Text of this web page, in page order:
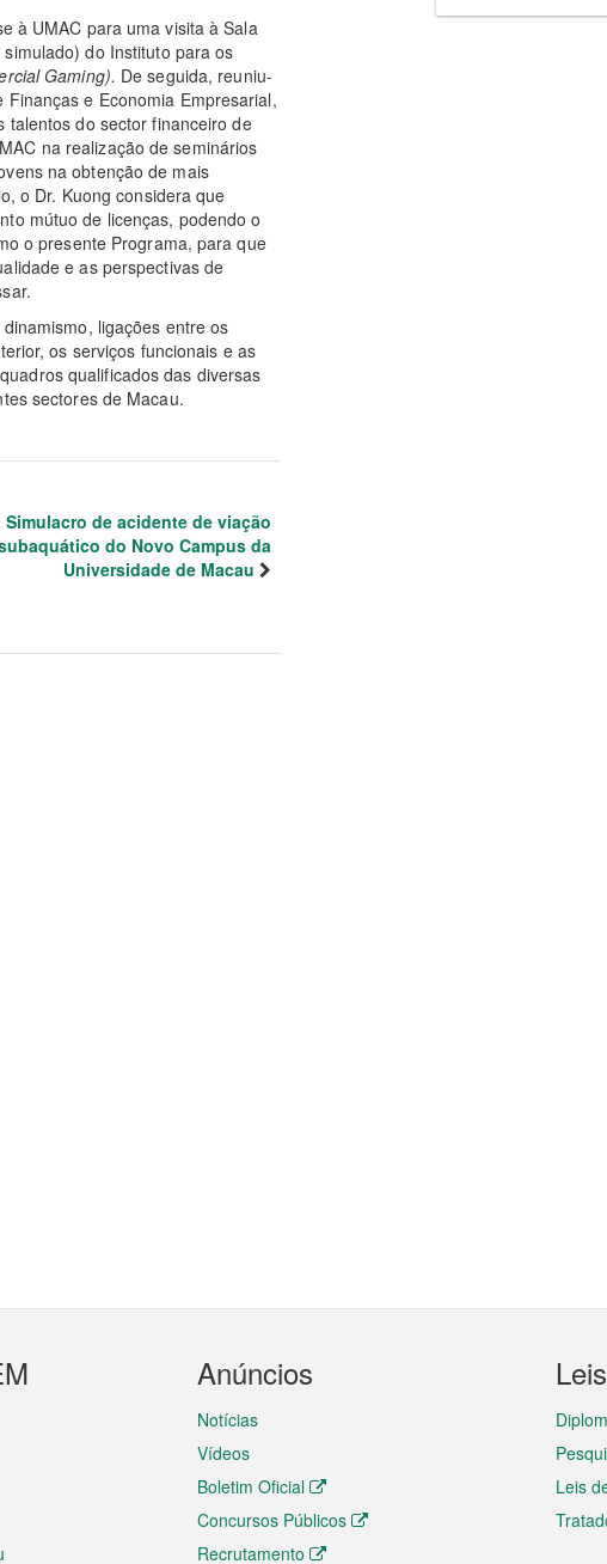
à UMAC para uma visita à Sala
do Instituto para os
Gaming). De seguida, reuniu-
e Economia Empresarial,
talentos do sector financeiro de
na realização de seminários
na obtenção de mais
o Dr. Kuong considera que
mútuo de licenças, podendo o
o presente Programa, para que
e as perspectivas de
ligações entre os
os serviços funcionais e as
qualificados das diversas
sectores de Macau.
Simulacro de acidente de viação
do Novo Campus da
Universidade de Macau
Anúncios
Notícias
Vídeos
Boletim Oficial
Concursos Públicos
Recrutamento
Leis
Leis